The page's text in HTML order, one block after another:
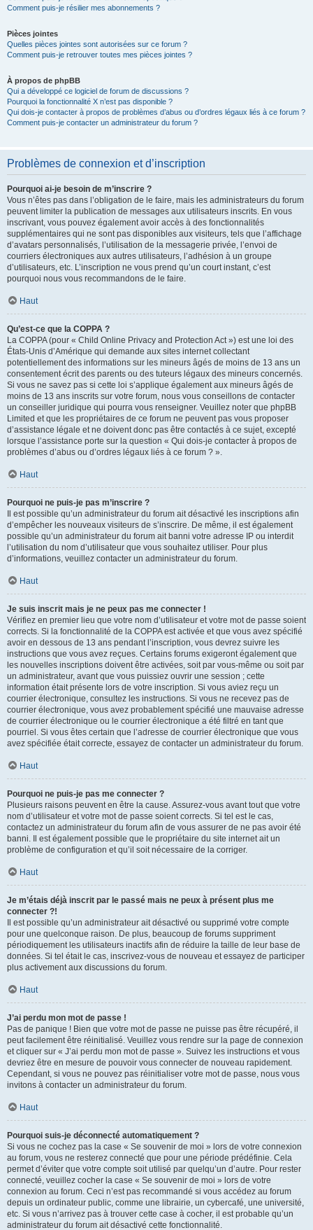
Comment puis-je résilier mes abonnements ?
Pièces jointes
Quelles pièces jointes sont autorisées sur ce forum ?
Comment puis-je retrouver toutes mes pièces jointes ?
À propos de phpBB
Qui a développé ce logiciel de forum de discussions ?
Pourquoi la fonctionnalité X n’est pas disponible ?
Qui dois-je contacter à propos de problèmes d’abus ou d’ordres légaux liés à ce forum ?
Comment puis-je contacter un administrateur du forum ?
Problèmes de connexion et d’inscription
Pourquoi ai-je besoin de m’inscrire ?
Vous n’êtes pas dans l’obligation de le faire, mais les administrateurs du forum
peuvent limiter la publication de messages aux utilisateurs inscrits. En vous
inscrivant, vous pouvez également avoir accès à des fonctionnalités
supplémentaires qui ne sont pas disponibles aux visiteurs, tels que l’affichage
d’avatars personnalisés, l’utilisation de la messagerie privée, l’envoi de
courriers électroniques aux autres utilisateurs, l’adhésion à un groupe
d’utilisateurs, etc. L’inscription ne vous prend qu’un court instant, c’est
pourquoi nous vous recommandons de le faire.
Haut
Qu’est-ce que la COPPA ?
La COPPA (pour « Child Online Privacy and Protection Act ») est une loi des
États-Unis d’Amérique qui demande aux sites internet collectant
potentiellement des informations sur les mineurs âgés de moins de 13 ans un
consentement écrit des parents ou des tuteurs légaux des mineurs concernés.
Si vous ne savez pas si cette loi s’applique également aux mineurs âgés de
moins de 13 ans inscrits sur votre forum, nous vous conseillons de contacter
un conseiller juridique qui pourra vous renseigner. Veuillez noter que phpBB
Limited et que les propriétaires de ce forum ne peuvent pas vous proposer
d’assistance légale et ne doivent donc pas être contactés à ce sujet, excepté
lorsque l’assistance porte sur la question « Qui dois-je contacter à propos de
problèmes d’abus ou d’ordres légaux liés à ce forum ? ».
Haut
Pourquoi ne puis-je pas m’inscrire ?
Il est possible qu’un administrateur du forum ait désactivé les inscriptions afin
d’empêcher les nouveaux visiteurs de s’inscrire. De même, il est également
possible qu’un administrateur du forum ait banni votre adresse IP ou interdit
l’utilisation du nom d’utilisateur que vous souhaitez utiliser. Pour plus
d’informations, veuillez contacter un administrateur du forum.
Haut
Je suis inscrit mais je ne peux pas me connecter !
Vérifiez en premier lieu que votre nom d’utilisateur et votre mot de passe soient
corrects. Si la fonctionnalité de la COPPA est activée et que vous avez spécifié
avoir en dessous de 13 ans pendant l’inscription, vous devrez suivre les
instructions que vous avez reçues. Certains forums exigeront également que
les nouvelles inscriptions doivent être activées, soit par vous-même ou soit par
un administrateur, avant que vous puissiez ouvrir une session ; cette
information était présente lors de votre inscription. Si vous aviez reçu un
courrier électronique, consultez les instructions. Si vous ne recevez pas de
courrier électronique, vous avez probablement spécifié une mauvaise adresse
de courrier électronique ou le courrier électronique a été filtré en tant que
pourriel. Si vous êtes certain que l’adresse de courrier électronique que vous
avez spécifiée était correcte, essayez de contacter un administrateur du forum.
Haut
Pourquoi ne puis-je pas me connecter ?
Plusieurs raisons peuvent en être la cause. Assurez-vous avant tout que votre
nom d’utilisateur et votre mot de passe soient corrects. Si tel est le cas,
contactez un administrateur du forum afin de vous assurer de ne pas avoir été
banni. Il est également possible que le propriétaire du site internet ait un
problème de configuration et qu’il soit nécessaire de la corriger.
Haut
Je m’étais déjà inscrit par le passé mais ne peux à présent plus me
connecter ?!
Il est possible qu’un administrateur ait désactivé ou supprimé votre compte
pour une quelconque raison. De plus, beaucoup de forums suppriment
périodiquement les utilisateurs inactifs afin de réduire la taille de leur base de
données. Si tel était le cas, inscrivez-vous de nouveau et essayez de participer
plus activement aux discussions du forum.
Haut
J’ai perdu mon mot de passe !
Pas de panique ! Bien que votre mot de passe ne puisse pas être récupéré, il
peut facilement être réinitialisé. Veuillez vous rendre sur la page de connexion
et cliquer sur « J’ai perdu mon mot de passe ». Suivez les instructions et vous
devriez être en mesure de pouvoir vous connecter de nouveau rapidement.
Cependant, si vous ne pouvez pas réinitialiser votre mot de passe, nous vous
invitons à contacter un administrateur du forum.
Haut
Pourquoi suis-je déconnecté automatiquement ?
Si vous ne cochez pas la case « Se souvenir de moi » lors de votre connexion
au forum, vous ne resterez connecté que pour une période prédéfinie. Cela
permet d’éviter que votre compte soit utilisé par quelqu’un d’autre. Pour rester
connecté, veuillez cocher la case « Se souvenir de moi » lors de votre
connexion au forum. Ceci n’est pas recommandé si vous accédez au forum
depuis un ordinateur public, comme une librairie, un cybercafé, une université,
etc. Si vous n’arrivez pas à trouver cette case à cocher, il est probable qu’un
administrateur du forum ait désactivé cette fonctionnalité.